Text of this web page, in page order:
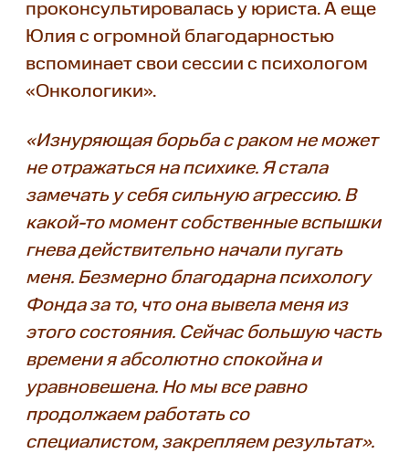
проконсультировалась у юриста. А еще
Юлия с огромной благодарностью
вспоминает свои сессии с психологом
«Онкологики».
«Изнуряющая борьба с раком не может
не отражаться на психике. Я стала
замечать у себя сильную агрессию. В
какой-то момент собственные вспышки
гнева действительно начали пугать
меня. Безмерно благодарна психологу
Фонда за то, что она вывела меня из
этого состояния. Сейчас большую часть
времени я абсолютно спокойна и
уравновешена. Но мы все равно
продолжаем работать со
специалистом, закрепляем результат».